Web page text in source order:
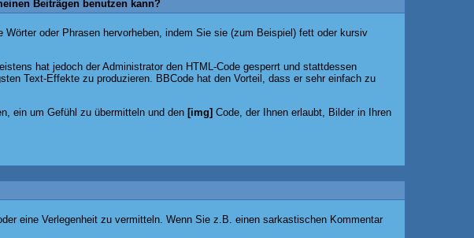
Beiträgen benutzen kann?
oder Phrasen hervorheben, indem Sie sie (zum Beispiel) fett oder kursiv
hat jedoch der Administrator den HTML-Code gesperrt und stattdessen
Text-Effekte zu produzieren. BBCode hat den Vorteil, dass er sehr einfach zu
ein um Gefühl zu übermitteln und den [img] Code, der Ihnen erlaubt, Bilder in Ihren
eine Verlegenheit zu vermitteln. Wenn Sie z.B. einen sarkastischen Kommentar